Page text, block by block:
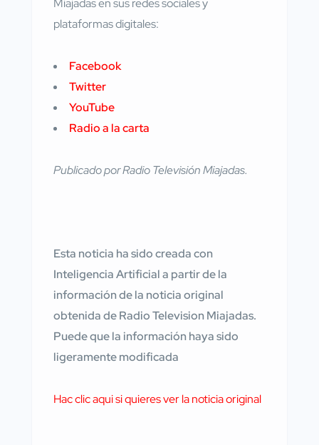
Miajadas en sus redes sociales y
plataformas digitales:
Facebook
Twitter
YouTube
Radio a la carta
Publicado por Radio Televisión Miajadas.
Esta noticia ha sido creada con
Inteligencia Artificial a partir de la
información de la noticia original
obtenida de Radio Television Miajadas.
Puede que la información haya sido
ligeramente modificada
Hac clic aqui si quieres ver la noticia original